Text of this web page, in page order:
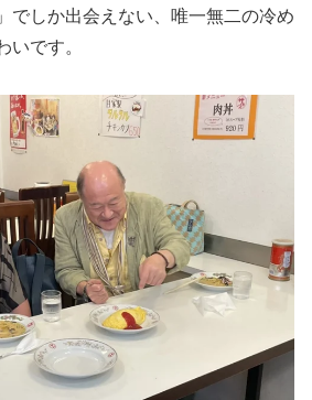
でしか出会えない、唯一無二の冷め
いです。